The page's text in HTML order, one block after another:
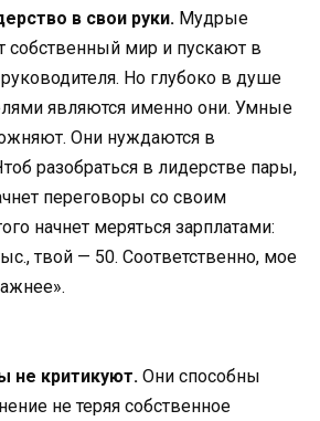
в свои руки. Мудрые
мир и пускают в
Но глубоко в душе
являются именно они. Умные
Они нуждаются в
разобраться в лидерстве пары,
переговоры со своим
начнет меряться зарплатами:
твой — 50. Соответственно, мое
критикуют. Они способны
не теряя собственное